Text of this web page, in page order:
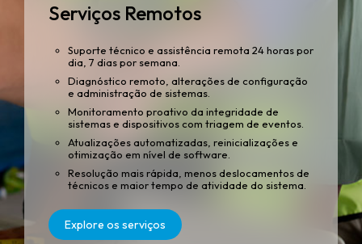
Serviços Remotos
Suporte técnico e assistência remota 24 horas por
dia, 7 dias por semana.
Diagnóstico remoto, alterações de configuração
e administração de sistemas.
Monitoramento proativo da integridade de
sistemas e dispositivos com triagem de eventos.
Atualizações automatizadas, reinicializações e
otimização em nível de software.
Resolução mais rápida, menos deslocamentos de
técnicos e maior tempo de atividade do sistema.
Explore os serviços